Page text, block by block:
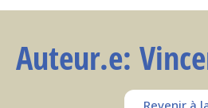
Auteur.e:
Revenir à